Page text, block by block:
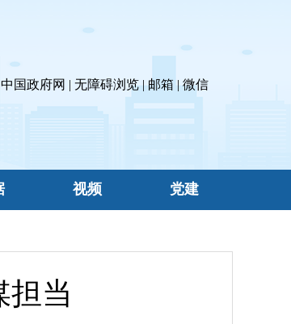
中国政府网 | 无障碍浏览|邮箱 |微信
视频 党建
担当